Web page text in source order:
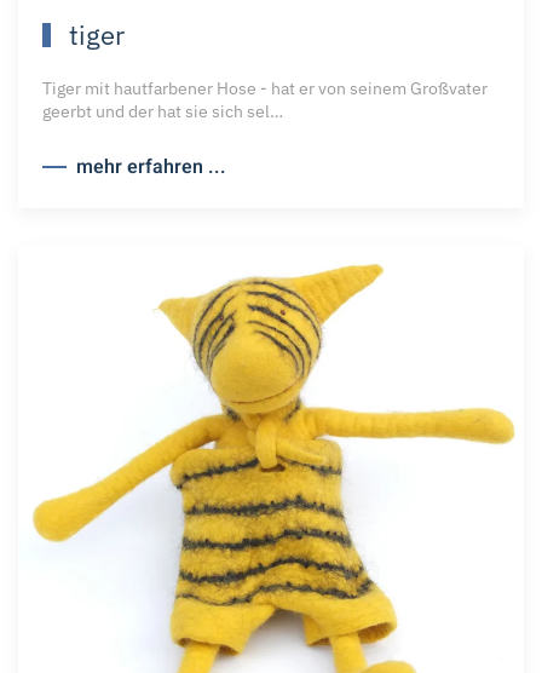
tiger
Tiger mit hautfarbener Hose - hat er von seinem Großvater
geerbt und der hat sie sich sel…
mehr erfahren ...